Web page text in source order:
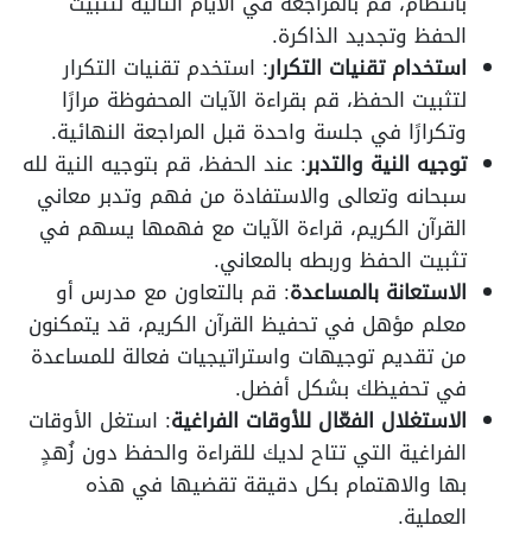
الحفظ وتجديد الذاكرة.
استخدام تقنيات التكرار: استخدم تقنيات التكرار
لتثبيت الحفظ، قم بقراءة الآيات المحفوظة مرارًا
وتكرارًا في جلسة واحدة قبل المراجعة النهائية.
توجيه النية والتدبر: عند الحفظ، قم بتوجيه النية لله
سبحانه وتعالى والاستفادة من فهم وتدبر معاني
القرآن الكريم، قراءة الآيات مع فهمها يسهم في
تثبيت الحفظ وربطه بالمعاني.
الاستعانة بالمساعدة: قم بالتعاون مع مدرس أو
معلم مؤهل في تحفيظ القرآن الكريم، قد يتمكنون
من تقديم توجيهات واستراتيجيات فعالة للمساعدة
في تحفيظك بشكل أفضل.
الاستغلال الفعّال للأوقات الفراغية: استغل الأوقات
الفراغية التي تتاح لديك للقراءة والحفظ دون زُهدٍ
بها والاهتمام بكل دقيقة تقضيها في هذه
العملية.